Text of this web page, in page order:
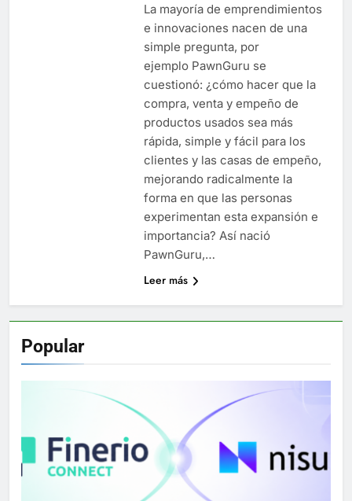
La mayoría de emprendimientos
e innovaciones nacen de una
simple pregunta, por
ejemplo PawnGuru se
cuestionó: ¿cómo hacer que la
compra, venta y empeño de
productos usados ​​sea más
rápida, simple y fácil para los
clientes y las casas de empeño,
mejorando radicalmente la
forma en que las personas
experimentan esta expansión e
importancia? Así nació
PawnGuru,…
Leer más
Popular